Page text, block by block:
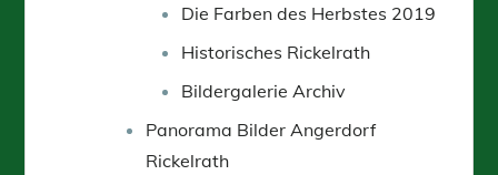
Die Farben des Herbstes 2019
Historisches Rickelrath
Bildergalerie Archiv
Panorama Bilder Angerdorf
Rickelrath